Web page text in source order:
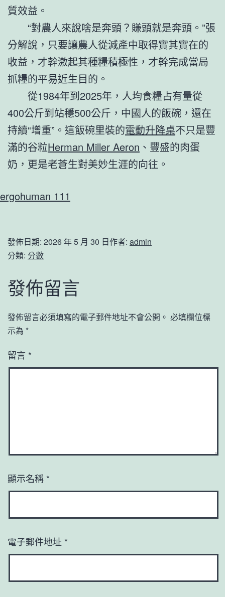
質效益。
“對農人來說啥是奔頭？賺頭就是奔頭。”張
分解說，只要讓農人從減產中取得實其實在的
收益，才幹激起其種糧積極性，才幹完成當局
抓糧的平易近生目的。
從1984年到2025年，人均食糧占有量從
400公斤到站穩500公斤，中國人的飯碗，還在
持續“增重”。這飯碗里裝的電動升降桌不只是豐
滿的谷粒Herman Miller Aeron 、豐盛的肉蛋
奶，更是老蒼生對美妙生涯的向往。
ergohuman 111
發佈日期: 2026 年 5 月 30 日作者: admin
分類: 分數
發佈留言
發佈留言必須填寫的電子郵件地址不會公開。 必填欄位標
示為 *
留言 *
顯示名稱 *
電子郵件地址 *